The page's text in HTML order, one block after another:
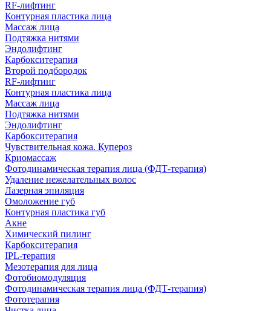
RF-лифтинг
Контурная пластика лица
Массаж лица
Подтяжка нитями
Эндолифтинг
Карбокситерапия
Второй подбородок
RF-лифтинг
Контурная пластика лица
Массаж лица
Подтяжка нитями
Эндолифтинг
Карбокситерапия
Чувствительная кожа. Купероз
Криомассаж
Фотодинамическая терапия лица (ФДТ-терапия)
Удаление нежелательных волос
Лазерная эпиляция
Омоложение губ
Контурная пластика губ
Акне
Химический пилинг
Карбокситерапия
IPL‑терапия
Мезотерапия для лица
Фотобиомодуляция
Фотодинамическая терапия лица (ФДТ-терапия)
Фототерапия